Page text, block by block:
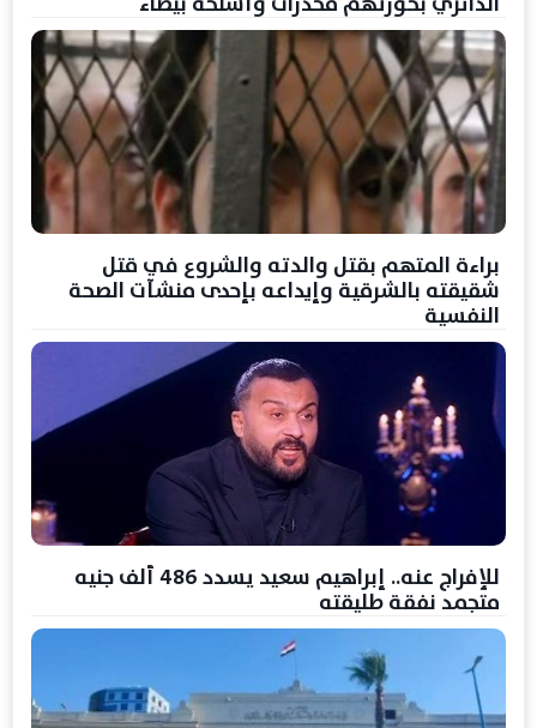
براءة المتهم بقتل والدته والشروع في قتل
شقيقته بالشرقية وإيداعه بإحدى منشآت الصحة
النفسية
للإفراج عنه.. إبراهيم سعيد يسدد 486 ألف جنيه
متجمد نفقة طليقته